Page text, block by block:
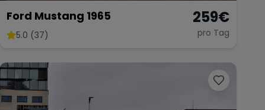
Ford Mustang 1965
5.0 (37)
259€
pro Tag